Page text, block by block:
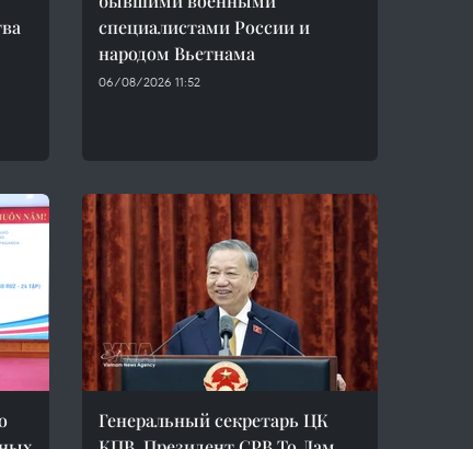
специалистами России и
народом Вьетнама
06/08/2026 11:52
Генеральный секретарь ЦК